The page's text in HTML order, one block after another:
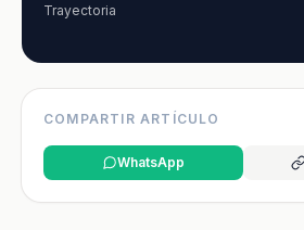
Trayectoria
COMPARTIR ARTÍCULO
WhatsApp